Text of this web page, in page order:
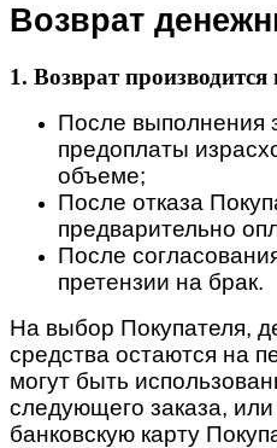
Возврат
1. Возврат
После выполнения
предоплаты
объеме;
После отказа
предварительно
После
претензии на брак.
На выбор Покупателя,
средства остаются на
могут быть
следующего заказа,
банковскую карту